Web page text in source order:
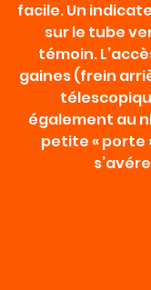
facile. Un
sur le tube
témoin.
gaines (frein
également au
petite « porte